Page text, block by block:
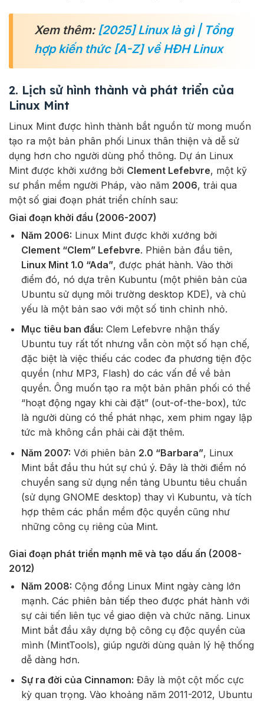
Xem thêm: [2025] Linux là gì | Tổng
hợp kiến thức [A-Z] về HĐH Linux
2. Lịch sử hình thành và phát triển của
Linux Mint
Linux Mint được hình thành bắt nguồn từ mong muốn
tạo ra một bản phân phối Linux thân thiện và dễ sử
dụng hơn cho người dùng phổ thông. Dự án Linux
Mint được khởi xướng bởi Clement Lefebvre, một kỹ
sư phần mềm người Pháp, vào năm 2006, trải qua
một số giai đoạn phát triển chính sau:
Giai đoạn khởi đầu (2006-2007)
Năm 2006: Linux Mint được khởi xướng bởi
Clement “Clem” Lefebvre. Phiên bản đầu tiên,
Linux Mint 1.0 “Ada”, được phát hành. Vào thời
điểm đó, nó dựa trên Kubuntu (một phiên bản của
Ubuntu sử dụng môi trường desktop KDE), và chủ
yếu là một bản sao với một số tinh chỉnh nhỏ.
Mục tiêu ban đầu: Clem Lefebvre nhận thấy
Ubuntu tuy rất tốt nhưng vẫn còn một số hạn chế,
đặc biệt là việc thiếu các codec đa phương tiện độc
quyền (như MP3, Flash) do các vấn đề về bản
quyền. Ông muốn tạo ra một bản phân phối có thể
“hoạt động ngay khi cài đặt” (out-of-the-box), tức
là người dùng có thể phát nhạc, xem phim ngay lập
tức mà không cần phải cài đặt thêm.
Năm 2007: Với phiên bản 2.0 “Barbara”, Linux
Mint bắt đầu thu hút sự chú ý. Đây là thời điểm nó
chuyển sang sử dụng nền tảng Ubuntu tiêu chuẩn
(sử dụng GNOME desktop) thay vì Kubuntu, và tích
hợp thêm các phần mềm độc quyền cũng như
những công cụ riêng của Mint.
Giai đoạn phát triển mạnh mẽ và tạo dấu ấn (2008-
2012)
Năm 2008: Cộng đồng Linux Mint ngày càng lớn
mạnh. Các phiên bản tiếp theo được phát hành với
sự cải tiến liên tục về giao diện và chức năng. Linux
Mint bắt đầu xây dựng bộ công cụ độc quyền của
mình (MintTools), giúp người dùng quản lý hệ thống
dễ dàng hơn.
Sự ra đời của Cinnamon: Đây là một cột mốc cực
kỳ quan trọng. Vào khoảng năm 2011-2012, Ubuntu